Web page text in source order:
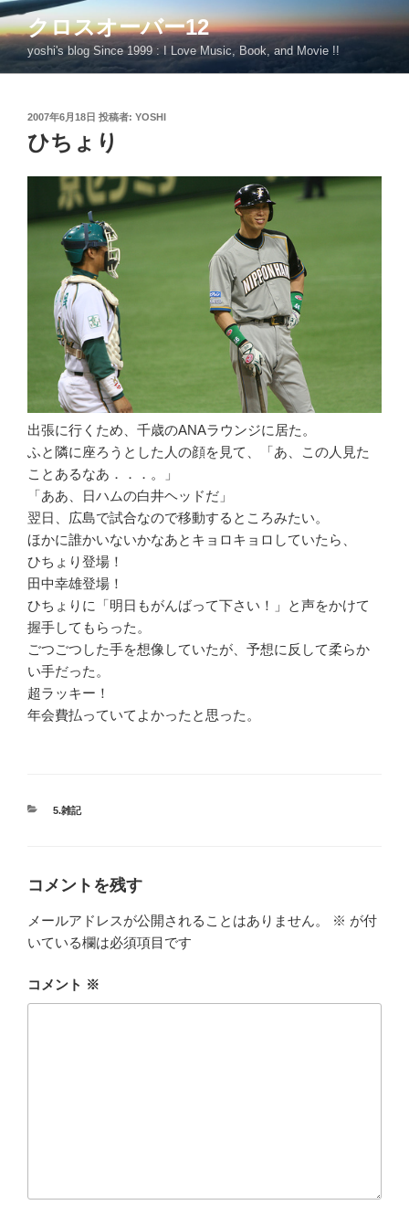
コ
ン
テ
ン
クロスオーバー12
yoshi's blog Since 1999 : I Love Music, Book, and Movie !!
投
稿
日:
2007年6月18日 投稿者: YOSHI
ひちょり
出張に行くため、千歳のANAラウンジに居た。
ふと隣に座ろうとした人の顔を見て、「あ、この人見た
ことあるなあ．．．。」
「ああ、日ハムの白井ヘッドだ」
翌日、広島で試合なので移動するところみたい。
ほかに誰かいないかなあとキョロキョロしていたら、
ひちょり登場！
田中幸雄登場！
ひちょりに「明日もがんばって下さい！」と声をかけて
握手してもらった。
ごつごつした手を想像していたが、予想に反して柔らか
い手だった。
超ラッキー！
年会費払っていてよかったと思った。
カ
5.雑記
コメントを残す
メールアドレスが公開されることはありません。 ※ が付
いている欄は必須項目です
コメント ※